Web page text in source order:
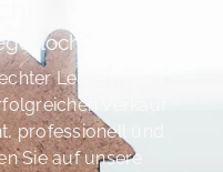
Leidenschaft
Verkauf
professionell und
Sie auf unsere